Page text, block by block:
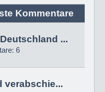
Kommentare
...
6
verabschie...